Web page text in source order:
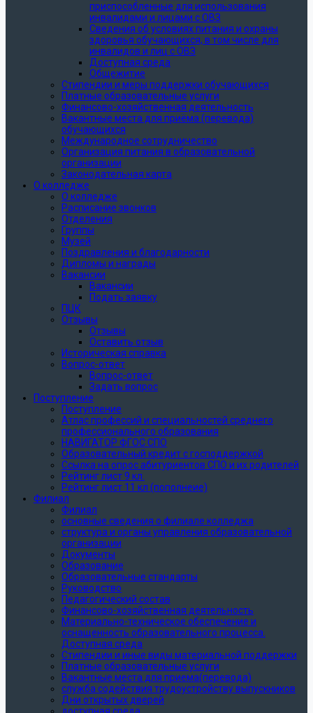
приспособленные для использования
инвалидами и лицами с ОВЗ
Сведения об условиях питания и охраны
здоровья обучающихся, в том числе для
инвалидов и лиц с ОВЗ
Доступная среда
Общежитие
Стипендии и меры поддержки обучающихся
Платные образовательные услуги
Финансово-хозяйственная деятельность
Вакантные места для приёма (перевода)
обучающихся
Международное сотрудничество
Организация питания в образовательной
организации
Законодательная карта
О колледже
О колледже
Расписание звонков
Отделения
Группы
Музей
Поздравления и благодарности
Дипломы и награды
Вакансии
Вакансии
Подать заявку
ПЦК
Отзывы
Отзывы
Оставить отзыв
Историческая справка
Вопрос-ответ
Вопрос-ответ
Задать вопрос
Поступление
Поступление
Атлас профессий и специальностей среднего
профессионального образования
НАВИГАТОР ФГОС СПО
Образовательный кредит с господдержкой
Ссылка на опрос абитуриентов СПО и их родителей
Рейтинг лист 9 кл.
Рейтинг лист 11 кл (пополнеие)
Филиал
Филиал
основные сведения о филиале колледжа
структура и органы управления образовательной
организации
Документы
Образование
Образовательные стандарты
Руководство
Педагогический состав
Финансово-хозяйственная деятельность
Материально-техническое обеспечение и
оснащенность образовательного процесса.
Доступная среда
Стипендии и иные виды материальной поддержки
Платные образовательные услуги
Вакантные места для приема(перевода)
служба содействия трудоустройству выпускников
Дни открытых дверей